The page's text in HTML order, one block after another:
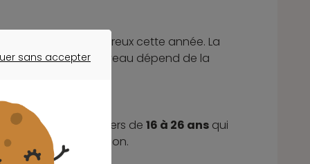
le plus généreux cette année. La
euros, dont le niveau dépend de la
pour les bacheliers de16 à 26 ans qui
que soit la mention.
sans accepter